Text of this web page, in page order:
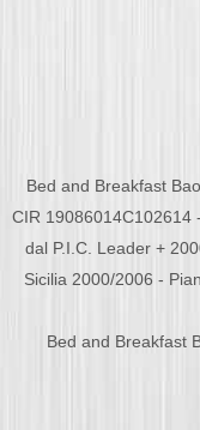
Bed and Breakfast
CIR 19086014C102614
dal P.I.C. Leader +
Sicilia 2000/2006 -
Bed and Breakfast